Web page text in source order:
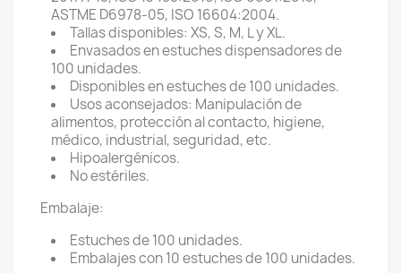
ASTME D6978-05, ISO 16604:2004.
Tallas disponibles: XS, S, M, L y XL.
Envasados en estuches dispensadores de
100 unidades.
Disponibles en estuches de 100 unidades.
Usos aconsejados: Manipulación de
alimentos, protección al contacto, higiene,
médico, industrial, seguridad, etc.
Hipoalergénicos.
No estériles.
Embalaje:
Estuches de 100 unidades.
Embalajes con 10 estuches de 100 unidades.